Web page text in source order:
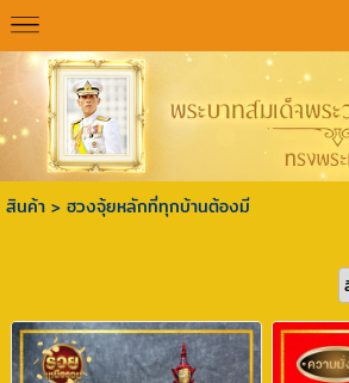
สินค้า> ฮวงจุ้ยหลักที่ทุกบ้านต้องมี